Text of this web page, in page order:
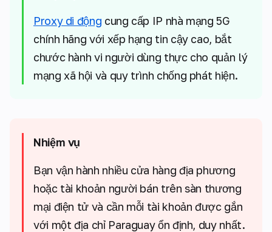
Proxy di động cung cấp IP nhà mạng 5G
chính hãng với xếp hạng tin cậy cao, bắt
chước hành vi người dùng thực cho quản lý
mạng xã hội và quy trình chống phát hiện.
Nhiệm vụ
Bạn vận hành nhiều cửa hàng địa phương
hoặc tài khoản người bán trên sàn thương
mại điện tử và cần mỗi tài khoản được gắn
với một địa chỉ Paraguay ổn định, duy nhất.